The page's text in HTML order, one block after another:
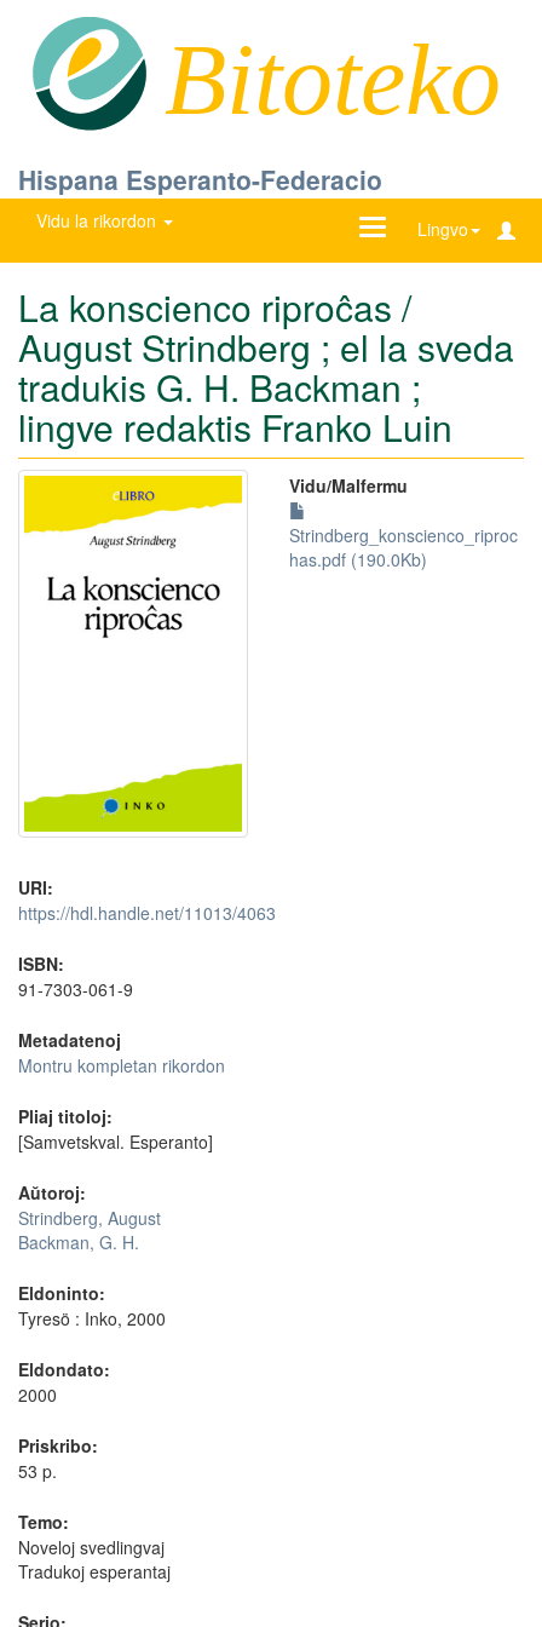
Bitoteko
Hispana Esperanto-Federacio
Vidu la rikordon Lingvo
Ŝanĝu
La konscienco riproĉas /
August Strindberg ; el la sveda
tradukis G. H. Backman ;
lingve redaktis Franko Luin
Vidu/Malfermu
Strindberg_konscienco_riproc
has.pdf (190.0Kb)
URI:
https://hdl.handle.net/11013/4063
ISBN:
91-7303-061-9
Metadatenoj
Montru kompletan rikordon
Pliaj titoloj:
[Samvetskval. Esperanto]
Aŭtoroj:
Strindberg, August
Backman, G. H.
Eldoninto:
Tyresö : Inko, 2000
Eldondato:
2000
Priskribo:
53 p.
Temo:
Noveloj svedlingvaj
Tradukoj esperantaj
Serio: